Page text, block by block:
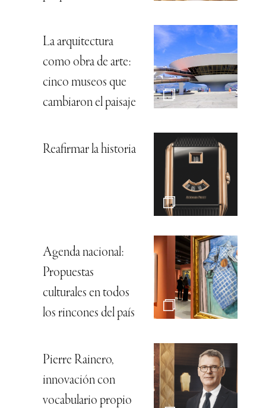
La arquitectura
como obra de arte:
cinco museos que
cambiaron el paisaje
Reafirmar la historia
Agenda nacional:
Propuestas
culturales en todos
los rincones del país
Pierre Rainero,
innovación con
vocabulario propio